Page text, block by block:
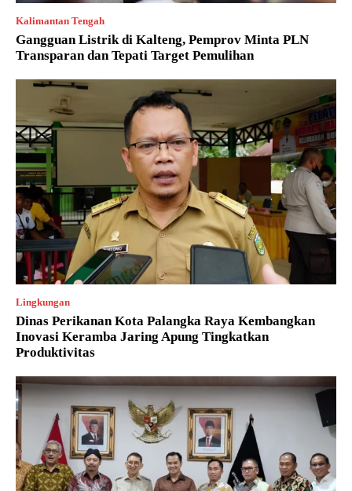
Kalimantan Tengah
Gangguan Listrik di Kalteng, Pemprov Minta PLN
Transparan dan Tepati Target Pemulihan
Lingkungan
Dinas Perikanan Kota Palangka Raya Kembangkan
Inovasi Keramba Jaring Apung Tingkatkan
Produktivitas